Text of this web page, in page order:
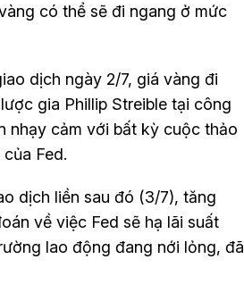
có thể sẽ đi ngang ở mức
dịch ngày 2/7, giá vàng đi
gia Phillip Streible tại công
nhạy cảm với bất kỳ cuộc thảo
Fed.
dịch liền sau đó (3/7), tăng
về việc Fed sẽ hạ lãi suất
lao động đang nới lỏng, đã